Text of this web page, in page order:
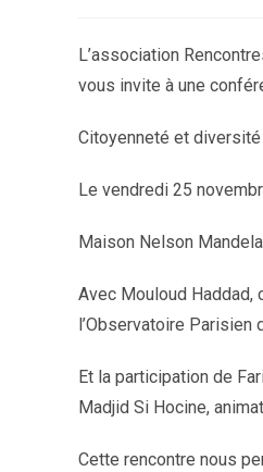
L’association
vous invite à une
Citoyenneté et
Le vendredi 25
Maison Nelson
Avec Mouloud Haddad,
l’Observatoire Parisien
Et la participation de
Madjid Si Hocine,
Cette rencontre nous